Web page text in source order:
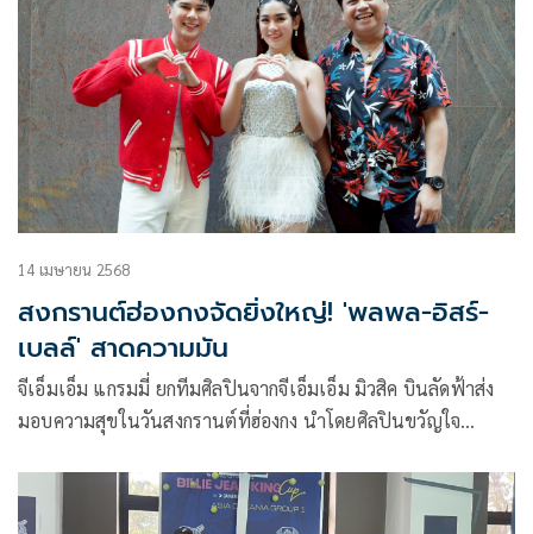
14 เมษายน 2568
สงกรานต์ฮ่องกงจัดยิ่งใหญ่! 'พลพล-อิสร์-
เบลล์' สาดความมัน
จีเอ็มเอ็ม แกรมมี่ ยกทีมศิลปินจากจีเอ็มเอ็ม มิวสิค บินลัดฟ้าส่ง
มอบความสุขในวันสงกรานต์ที่ฮ่องกง นำโดยศิลปินขวัญใจ
อิสรพงศ์ และนักร้องสาวดาวรุ่ง เบลล์ นิภาดา จัดเต็มสาดความ
สนุกความมันส์ให้แฟนๆ ในงานเทศกาลไทย ณ เมืองฮ่องกง